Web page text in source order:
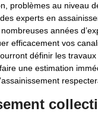
problèmes au niveau
experts en
années
efficacement vos
définir les
une estimation